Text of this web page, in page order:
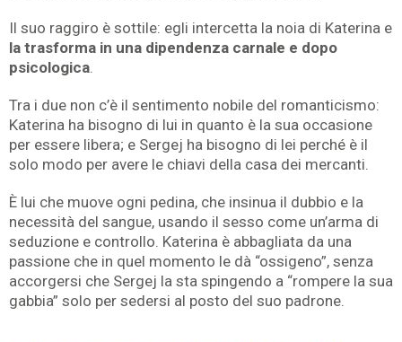
Il suo raggiro è sottile: egli intercetta la noia di Katerina e
la trasforma in una dipendenza carnale e dopo
psicologica
Tra i due non c’è il sentimento nobile del romanticismo:
Katerina ha bisogno di lui in quanto è la sua occasione
per essere libera; e Sergej ha bisogno di lei perché è il
solo modo per avere le chiavi della casa dei mercanti.
È lui che muove ogni pedina, che insinua il dubbio e la
necessità del sangue, usando il sesso come un’arma di
seduzione e controllo. Katerina è abbagliata da una
passione che in quel momento le dà “ossigeno”, senza
accorgersi che Sergej la sta spingendo a “rompere la sua
gabbia” solo per sedersi al posto del suo padrone.